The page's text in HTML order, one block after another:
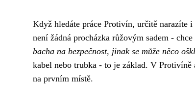
Když hledáte práce Protivín, určitě narazíte
není žádná procházka růžovým sadem -
bacha na bezpečnost, jinak se může něco
kabel nebo trubka - to je základ. V Protivíně
na prvním místě.